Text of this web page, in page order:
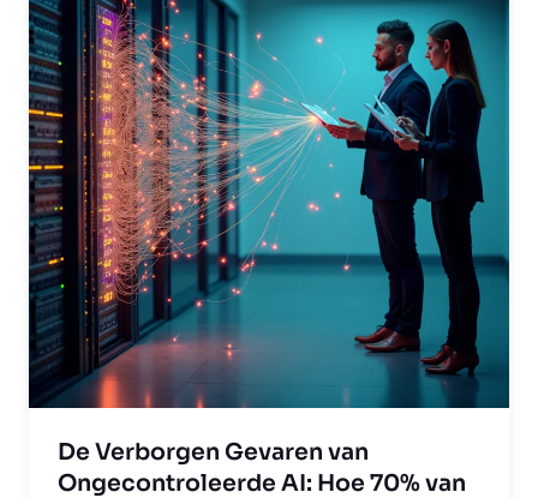
De Verborgen Gevaren van
Ongecontroleerde AI: Hoe 70% van